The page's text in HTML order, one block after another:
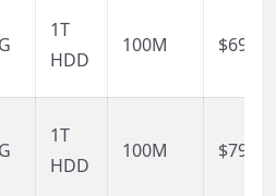
1T
HDD
100M $69/月
1T
HDD
100M $79/月